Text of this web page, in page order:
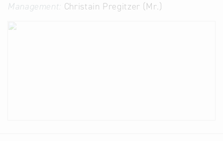
Management: Christain Pregitzer (Mr.)